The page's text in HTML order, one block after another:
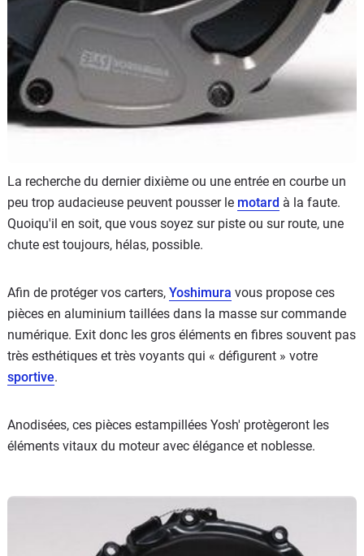
Services
Auto
La recherche du dernier dixième ou une entrée en courbe un
peu trop audacieuse peuvent pousser le motard à la faute.
Quoiqu'il en soit, que vous soyez sur piste ou sur route, une
chute est toujours, hélas, possible.
Afin de protéger vos carters, Yoshimura vous propose ces
pièces en aluminium taillées dans la masse sur commande
numérique. Exit donc les gros éléments en fibres souvent pas
très esthétiques et très voyants qui « défigurent » votre
sportive.
Anodisées, ces pièces estampillées Yosh' protègeront les
éléments vitaux du moteur avec élégance et noblesse.